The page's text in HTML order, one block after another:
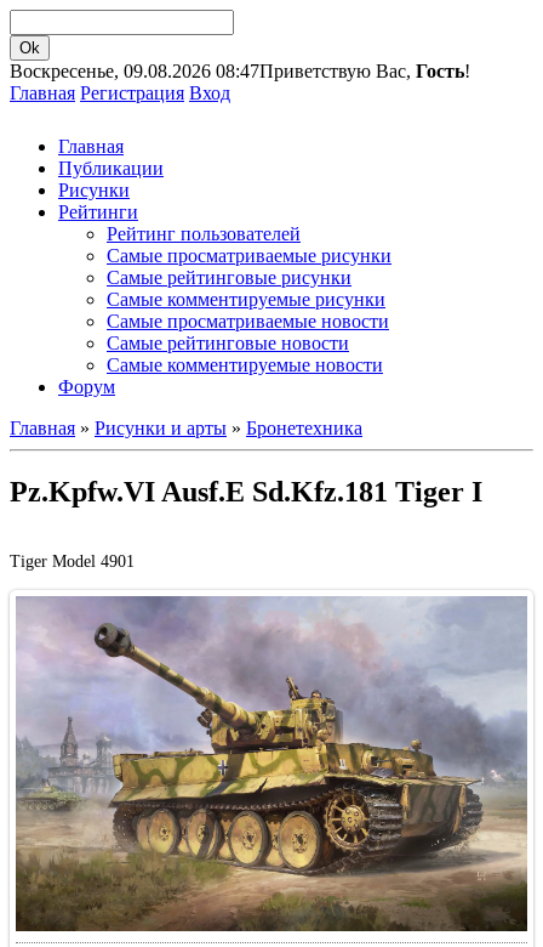
Воскресенье, 09.08.2026 08:47Приветствую Вас, Гость!
Главная Регистрация Вход
Главная
Публикации
Рисунки
Рейтинги
Рейтинг пользователей
Самые просматриваемые рисунки
Самые рейтинговые рисунки
Самые комментируемые рисунки
Самые просматриваемые новости
Самые рейтинговые новости
Самые комментируемые новости
Форум
Главная » Рисунки и арты » Бронетехника
Pz.Kpfw.VI Ausf.E Sd.Kfz.181 Tiger I
Tiger Model 4901